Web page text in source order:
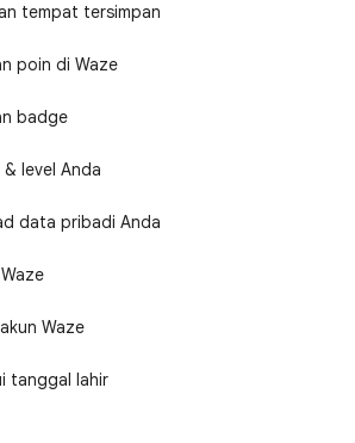
tempat tersimpan
poin di Waze
badge
level Anda
data pribadi Anda
Waze
tanggal lahir